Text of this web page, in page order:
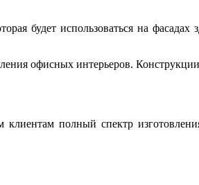
будет использоваться на
офисных интерьеров.
полный спектр